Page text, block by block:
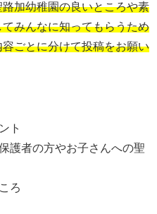
加幼稚園の良いところや素
みんなに知ってもらうため
ごとに分けて投稿をお願い
ト
護者の方やお子さんへの聖
ろ